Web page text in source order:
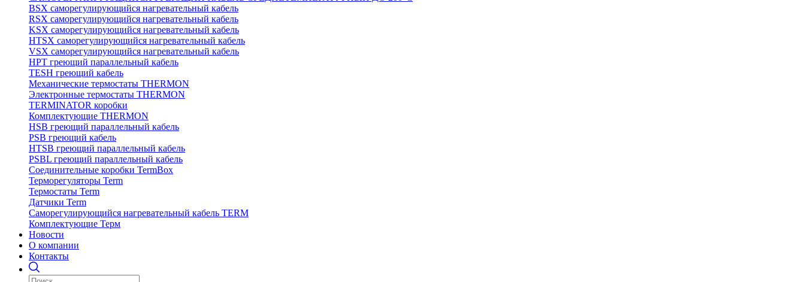
BSX саморегулирующийся нагревательный кабель
RSX саморегулирующийся нагревательный кабель
KSX саморегулирующийся нагревательный кабель
HTSX саморегулирующийся нагревательный кабель
VSX саморегулирующийся нагревательный кабель
НРТ греющий параллельный кабель
TESH греющий кабель
Механические термостаты THERMON
Электронные термостаты THERMON
TERMINATOR коробки
Комплектующие THERMON
HSB греющий параллельный кабель
PSB греющий кабель
HTSB греющий параллельный кабель
PSBL греющий параллельный кабель
Соединительные коробки TermBox
Терморегуляторы Term
Термостаты Term
Датчики Term
Саморегулирующийся нагревательный кабель TERM
Комплектующие Терм
Новости
О компании
Контакты